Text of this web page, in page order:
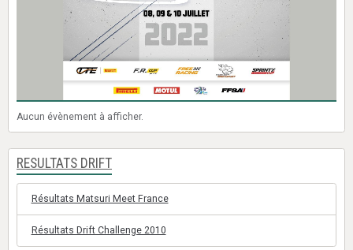
Aucun évènement à afficher.
RESULTATS DRIFT
Résultats Matsuri Meet France
Résultats Drift Challenge 2010